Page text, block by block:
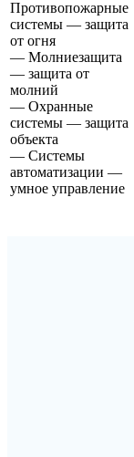
Противопожарные
системы — защита
от огня
— Молниезащита
— защита от
молний
— Охранные
системы — защита
объекта
— Системы
автоматизации —
умное управление